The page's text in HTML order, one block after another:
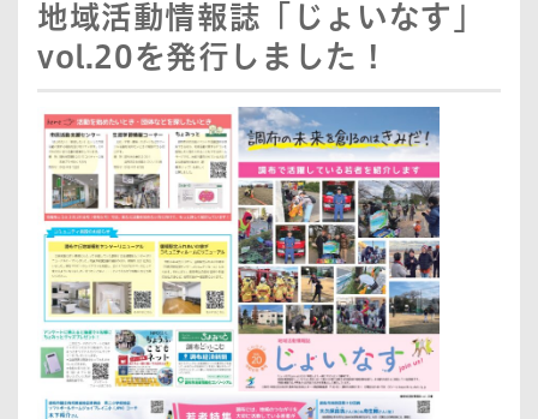
地域活動情報誌「じょいなす」
vol.20を発行しました！